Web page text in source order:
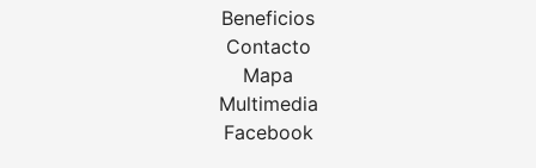
Beneficios
Contacto
Mapa
Multimedia
Facebook